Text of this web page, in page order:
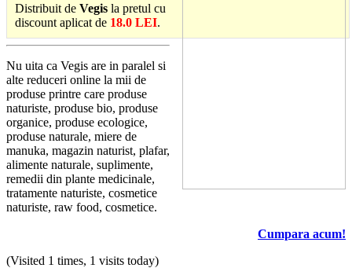
Distribuit de Vegis la pretul cu
discount aplicat de 18.0 LEI.
Nu uita ca Vegis are in paralel si
alte reduceri online la mii de
produse printre care produse
naturiste, produse bio, produse
organice, produse ecologice,
produse naturale, miere de
manuka, magazin naturist, plafar,
alimente naturale, suplimente,
remedii din plante medicinale,
tratamente naturiste, cosmetice
naturiste, raw food, cosmetice.
Cumpara acum!
(Visited 1 times, 1 visits today)